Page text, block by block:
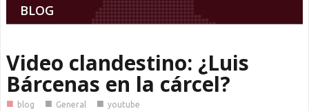
BLOG
Video clandestino: ¿Luis
Bárcenas en la cárcel?
■ blog ■ General ■ youtube